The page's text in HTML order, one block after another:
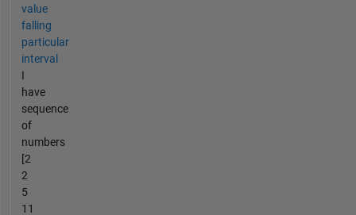
value
falling
particular
interval
I
have
sequence
of
numbers
[2
2
5
11